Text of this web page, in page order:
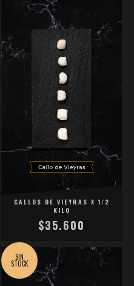
CALLOS DE VIEYRAS X 1/2
KILO
$35.600
SIN
STOCK